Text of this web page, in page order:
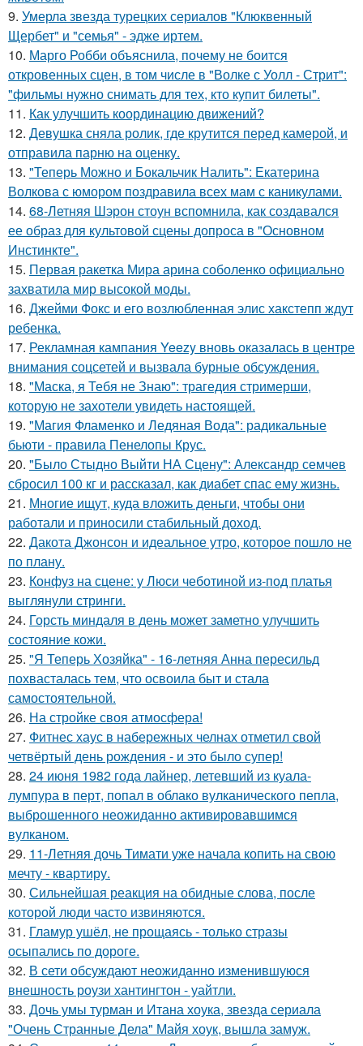
9. Умерла звезда турецких сериалов "Клюквенный
Щербет" и "семья" - эдже иртем.
10. Марго Робби объяснила, почему не боится
откровенных сцен, в том числе в "Волке с Уолл - Стрит":
"фильмы нужно снимать для тех, кто купит билеты".
11. Как улучшить координацию движений?
12. Девушка сняла ролик, где крутится перед камерой, и
отправила парню на оценку.
13. "Теперь Можно и Бокальчик Налить": Екатерина
Волкова с юмором поздравила всех мам с каникулами.
14. 68-Летняя Шэрон стоун вспомнила, как создавался
ее образ для культовой сцены допроса в "Основном
Инстинкте".
15. Первая ракетка Мира арина соболенко официально
захватила мир высокой моды.
16. Джейми Фокс и его возлюбленная элис хакстепп ждут
ребенка.
17. Рекламная кампания Yeezy вновь оказалась в центре
внимания соцсетей и вызвала бурные обсуждения.
18. "Маска, я Тебя не Знаю": трагедия стримерши,
которую не захотели увидеть настоящей.
19. "Магия Фламенко и Ледяная Вода": радикальные
бьюти - правила Пенелопы Крус.
20. "Было Стыдно Выйти НА Сцену": Александр семчев
сбросил 100 кг и рассказал, как диабет спас ему жизнь.
21. Многие ищут, куда вложить деньги, чтобы они
работали и приносили стабильный доход.
22. Дакота Джонсон и идеальное утро, которое пошло не
по плану.
23. Конфуз на сцене: у Люси чеботиной из-под платья
выглянули стринги.
24. Горсть миндаля в день может заметно улучшить
состояние кожи.
25. "Я Теперь Хозяйка" - 16-летняя Анна пересильд
похвасталась тем, что освоила быт и стала
самостоятельной.
26. На стройке своя атмосфера!
27. Фитнес хаус в набережных челнах отметил свой
четвёртый день рождения - и это было супер!
28. 24 июня 1982 года лайнер, летевший из куала-
лумпура в перт, попал в облако вулканического пепла,
выброшенного неожиданно активировавшимся
вулканом.
29. 11-Летняя дочь Тимати уже начала копить на свою
мечту - квартиру.
30. Сильнейшая реакция на обидные слова, после
которой люди часто извиняются.
31. Гламур ушёл, не прощаясь - только стразы
осыпались по дороге.
32. В сети обсуждают неожиданно изменившуюся
внешность роузи хантингтон - уайтли.
33. Дочь умы турман и Итана хоука, звезда сериала
"Очень Странные Дела" Майя хоук, вышла замуж.